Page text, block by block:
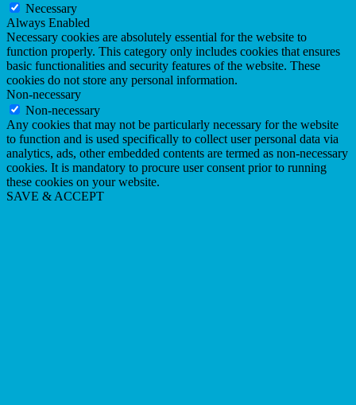
Necessary
Always Enabled
Necessary cookies are absolutely essential for the website to
function properly. This category only includes cookies that ensures
basic functionalities and security features of the website. These
cookies do not store any personal information.
Non-necessary
Non-necessary
Any cookies that may not be particularly necessary for the website
to function and is used specifically to collect user personal data via
analytics, ads, other embedded contents are termed as non-necessary
cookies. It is mandatory to procure user consent prior to running
these cookies on your website.
SAVE & ACCEPT